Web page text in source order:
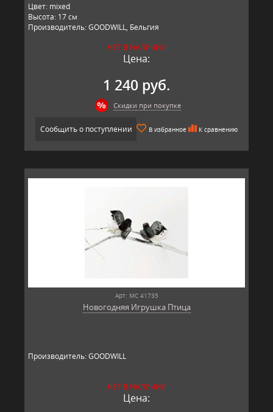
Цвет: mixed
Высота: 17 см
Производитель: GOODWILL, Бельгия
НЕТ В НАЛИЧИИ
Цена:
1 240 руб.
Скидки при покупке
Сообщить о поступлении В избранное К сравнению
Арт: MC 41735
Новогодняя Игрушка Птица
Производитель: GOODWILL
НЕТ В НАЛИЧИИ
Цена: